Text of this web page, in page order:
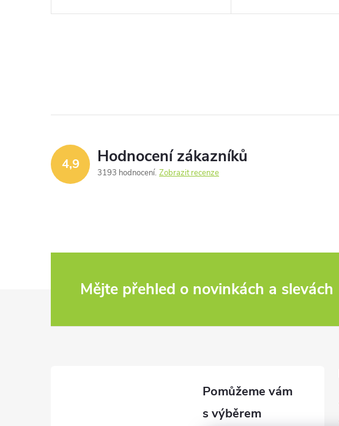
4,9 Hodnocení zákazníků
3193 hodnocení Zobrazit recenze
Mějte přehled o novinkách a slevách